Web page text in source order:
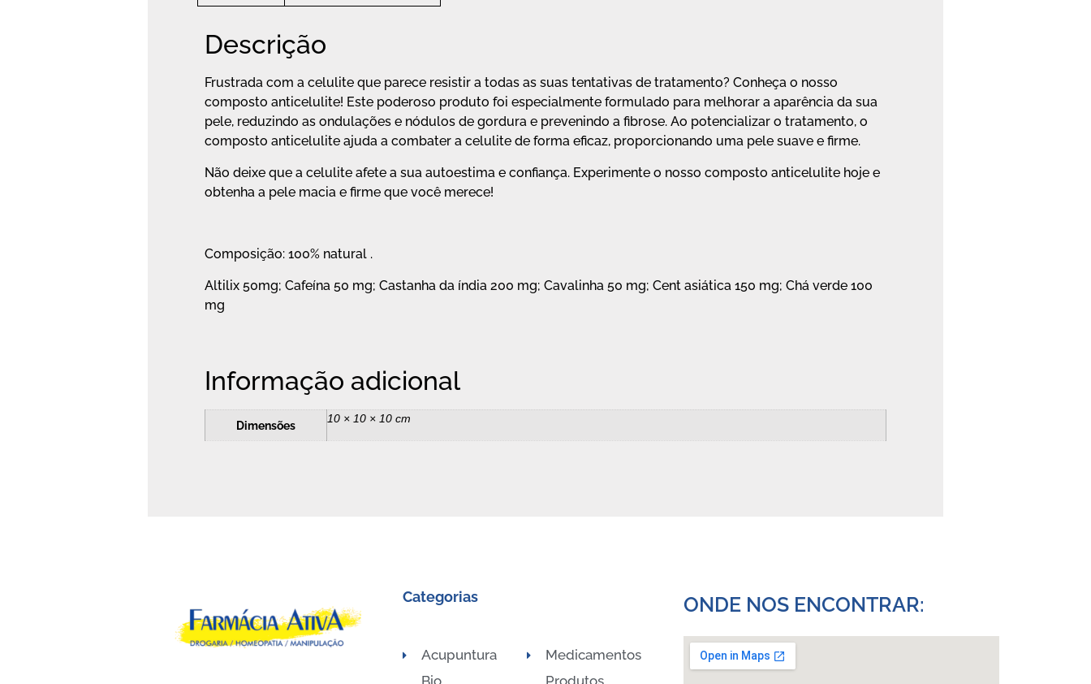
Descrição
Frustrada com a celulite que parece resistir a todas as suas tentativas de tratamento? Conheça o nosso
composto anticelulite! Este poderoso produto foi especialmente formulado para melhorar a aparência da sua
pele, reduzindo as ondulações e nódulos de gordura e prevenindo a fibrose. Ao potencializar o tratamento, o
composto anticelulite ajuda a combater a celulite de forma eficaz, proporcionando uma pele suave e firme.
Não deixe que a celulite afete a sua autoestima e confiança. Experimente o nosso composto anticelulite hoje e
obtenha a pele macia e firme que você merece!
Composição: 100% natural .
Altilix 50mg; Cafeína 50 mg; Castanha da índia 200 mg; Cavalinha 50 mg; Cent asiática 150 mg; Chá verde 100
mg
Informação adicional
Dimensões 10 × 10 × 10 cm
Categorias
Acupuntura
Medicamentos
ONDE NOS ENCONTRAR:​